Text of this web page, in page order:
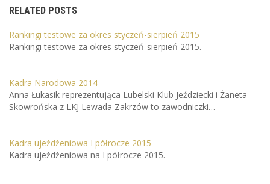
RELATED POSTS
Rankingi testowe za okres styczeń-sierpień 2015
Rankingi testowe za okres styczeń-sierpień 2015.
Kadra Narodowa 2014
Anna Łukasik reprezentująca Lubelski Klub Jeździecki i Żaneta
Skowrońska z LKJ Lewada Zakrzów to zawodniczki…
Kadra ujeżdżeniowa I półrocze 2015
Kadra ujeżdżeniowa na I półrocze 2015.